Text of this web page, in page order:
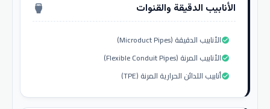
الأنابيب الدقيقة والقنوات settings_input_hdmi
الأنابيب الدقيقة (Microduct Pipes)check_circle
الأنابيب المرنة (Flexible Conduit Pipes)check_circle
أنابيب اللدائن الحرارية المرنة (TPE)check_circle